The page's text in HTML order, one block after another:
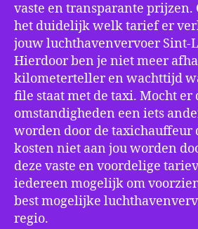
vaste en transparante prijzen.
het duidelijk welk tarief er
jouw luchthavenvervoer Sint-
Hierdoor ben je niet meer
kilometerteller en wachttijd
file staat met de taxi. Mocht er
omstandigheden een iets
worden door de taxichauffeur
kosten niet aan jou worden
deze vaste en voordelige
iedereen mogelijk om
best mogelijke
regio.